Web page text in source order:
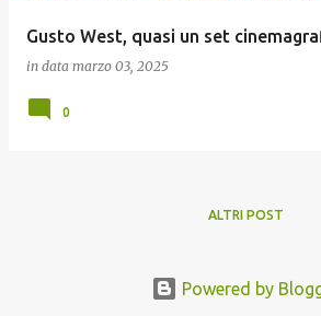
Gusto West, quasi un set
in data marzo 03, 2025
0
ALTRI POST
Powered by